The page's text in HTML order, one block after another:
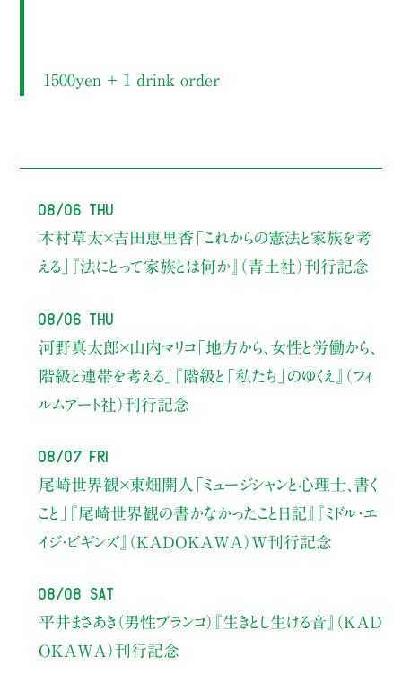
1500yen ＋ 1 drink order
08/06 Thu
木村草太×吉田恵里香 「これからの憲法と家族を考
える」
『法にとって家族とは何か』（青土社）刊行記念
08/06 Thu
河野真太郎×山内マリコ「地方から、女性と労働から、
階級と連帯を考える」
『階級と「私たち」のゆくえ』（フィ
ルムアート社）刊行記念
08/07 Fri
尾崎世界観×東畑開人
「ミュージシャンと心理士、書く
こと」
『尾崎世界観の書かなかったこと日記』『ミドル・エ
イジ・ビギンズ』（KADOKAWA）W刊行記念
08/08 Sat
平井まさあき（男性ブランコ）
『生きとし生ける音』（KAD
OKAWA）刊行記念